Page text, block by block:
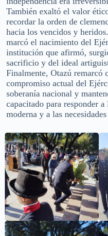
También exaltó el valor
recordar la orden de
hacia los vencidos y
marcó el nacimiento del
institución que afirmó,
sacrificio y del ideal
Finalmente, Otazú remarcó
compromiso actual del
soberanía nacional y
capacitado para responder
moderna y a las